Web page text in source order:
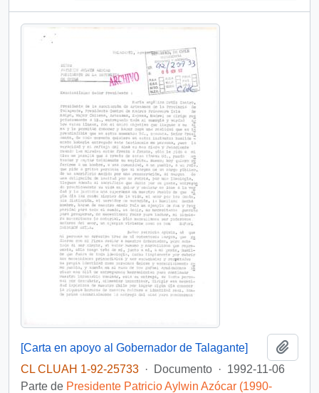
[Carta en apoyo al Gobernador de Talagante]
CL CLUAH 1-92-25733 · Documento · 1992-11-06
Parte de Presidente Patricio Aylwin Azócar (1990-